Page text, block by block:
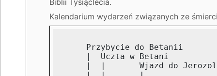
Kalendarium wydarzeń związanych ze
Przybycie do Betanii
|  Uczta w Betani
|  |       Wjazd do